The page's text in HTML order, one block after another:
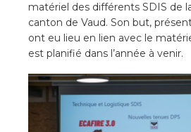
matériel des différents SDIS de
canton de Vaud. Son but,
ont eu lieu en lien avec le
est planifié dans l’année à venir.